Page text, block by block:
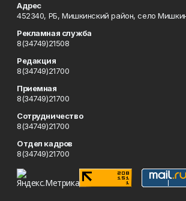
Адрес
452340, РБ, Мишкинский район, село
Рекламная служба
8(34749)21508
Редакция
8(34749)21700
Приемная
8(34749)21700
Сотрудничество
8(34749)21700
Отдел кадров
8(34749)21700